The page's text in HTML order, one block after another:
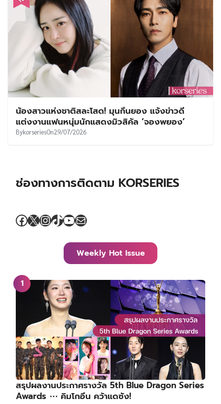
น้องสาวแห่งชาติสละโสด! มุนกึนยอง แจ้งข่าวดี
แต่งงานแฟนหนุ่มนักแสดงมิวสิคัล ‘จองพยอง’
BykorseriesOn29/07/2026
ช่องทางการติดตาม KORSERIES
Facebook
X Instagram
TikTok
YouTube
Mail
Weekly Hot Issue
สรุปผลงานประกาศรางวัล 5th Blue Dragon Series
Awards ⋯ คิมโกอึน คว้าแดซัง!